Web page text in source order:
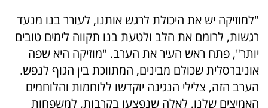
"למוזיקה יש את היכולת לרגש אותנו, לעורר בנו מנעד
רגשות, לרומם את הלב ולטעת בנו תקווה לימים טובים
יותר", פתח ראש העיר את הערב. "מוזיקה היא שפה
אוניברסלית שכולם מבינים, המתווכת בין הגוף לנפש.
הערב הזה, צלילי הנגינה יוקדשו ללוחמות והלוחמים
האמיצים שלנו, לאלה שנפצעו בקרבות, למשפחות